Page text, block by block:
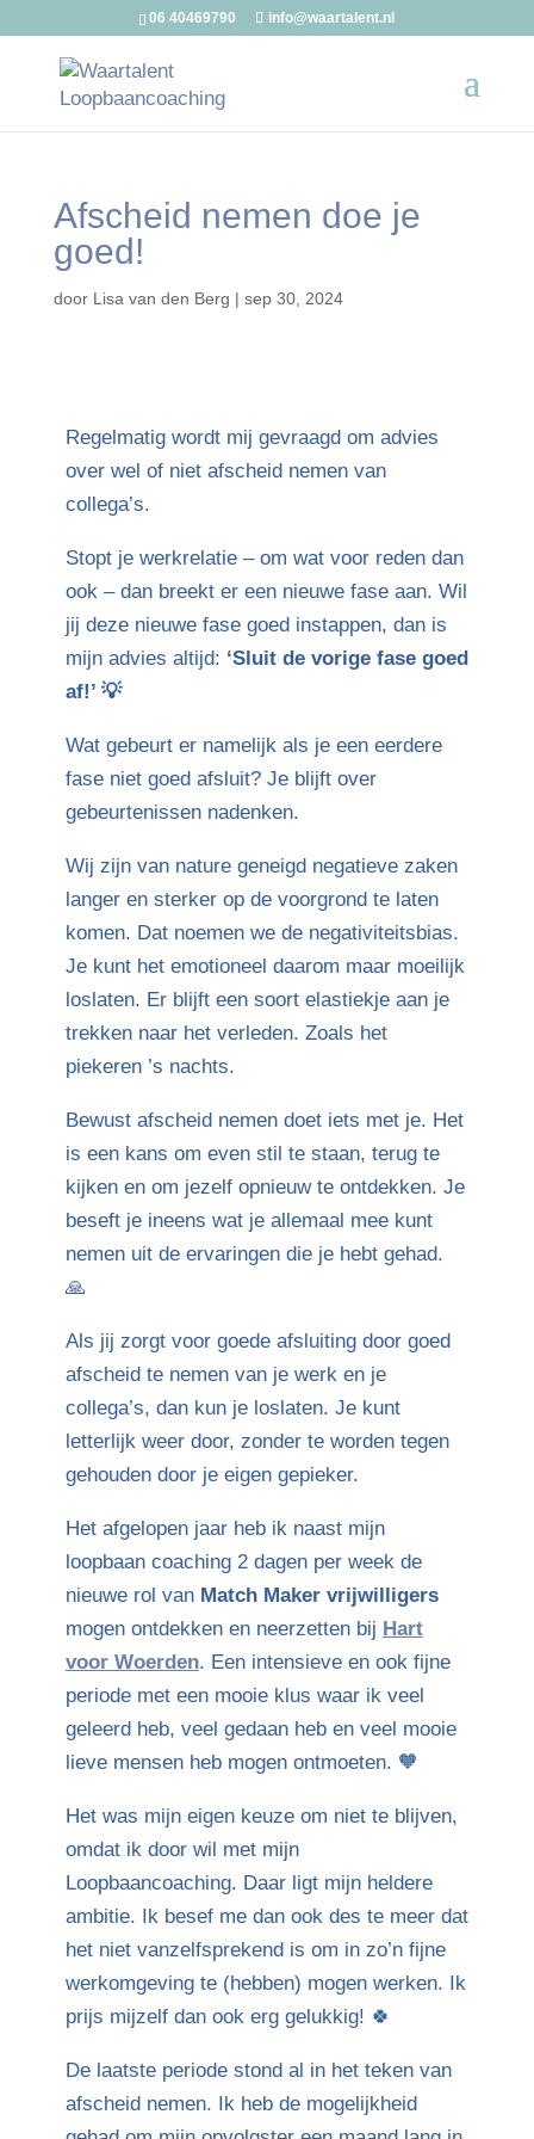
06 40469790 info@waartalent.nl
Afscheid nemen doe je
goed!
door Lisa van den Berg | sep 30, 2024
Regelmatig wordt mij gevraagd om advies
over wel of niet afscheid nemen van
collega’s.
Stopt je werkrelatie – om wat voor reden dan
ook – dan breekt er een nieuwe fase aan. Wil
jij deze nieuwe fase goed instappen, dan is
mijn advies altijd: ‘Sluit de vorige fase goed
af!’ 💡
Wat gebeurt er namelijk als je een eerdere
fase niet goed afsluit? Je blijft over
gebeurtenissen nadenken.
Wij zijn van nature geneigd negatieve zaken
langer en sterker op de voorgrond te laten
komen. Dat noemen we de negativiteitsbias.
Je kunt het emotioneel daarom maar moeilijk
loslaten. Er blijft een soort elastiekje aan je
trekken naar het verleden. Zoals het
piekeren ’s nachts.
Bewust afscheid nemen doet iets met je. Het
is een kans om even stil te staan, terug te
kijken en om jezelf opnieuw te ontdekken. Je
beseft je ineens wat je allemaal mee kunt
nemen uit de ervaringen die je hebt gehad.
🙏
Als jij zorgt voor goede afsluiting door goed
afscheid te nemen van je werk en je
collega’s, dan kun je loslaten. Je kunt
letterlijk weer door, zonder te worden tegen
gehouden door je eigen gepieker.
Het afgelopen jaar heb ik naast mijn
loopbaan coaching 2 dagen per week de
nieuwe rol van Match Maker vrijwilligers
mogen ontdekken en neerzetten bij Hart
voor Woerden. Een intensieve en ook fijne
periode met een mooie klus waar ik veel
geleerd heb, veel gedaan heb en veel mooie
lieve mensen heb mogen ontmoeten. 🧡
Het was mijn eigen keuze om niet te blijven,
omdat ik door wil met mijn
Loopbaancoaching. Daar ligt mijn heldere
ambitie. Ik besef me dan ook des te meer dat
het niet vanzelfsprekend is om in zo’n fijne
werkomgeving te (hebben) mogen werken. Ik
prijs mijzelf dan ook erg gelukkig! 🍀
De laatste periode stond al in het teken van
afscheid nemen. Ik heb de mogelijkheid